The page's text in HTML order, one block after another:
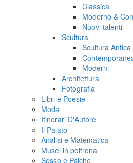
Classica
Moderno &
Nuovi talenti
Scultura
Scultura Antica
Moderni
Architettura
Fotografia
Libri e Poesie
Moda
Itinerari D'Autore
Il Palato
Analisi e Matematica
Musei in poltrona
Sesso e Psiche